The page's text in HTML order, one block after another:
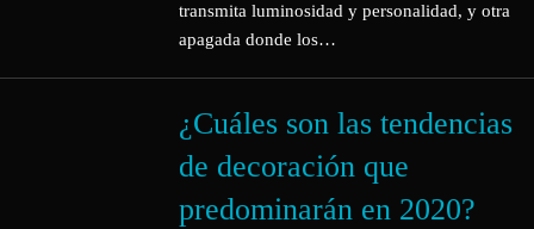
transmita luminosidad y personalidad, y otra
apagada donde los…
¿Cuáles son las tendencias
de decoración que
predominarán en 2020?